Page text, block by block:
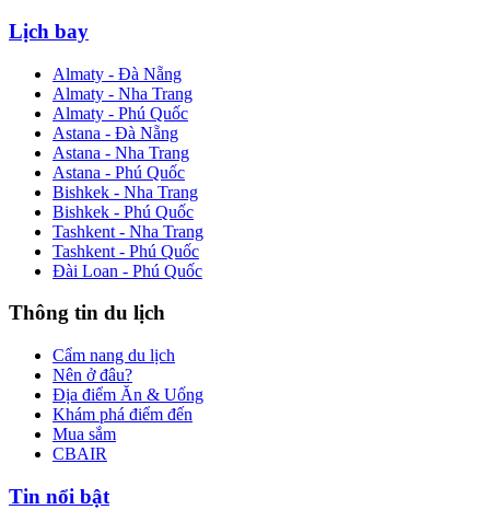
Lịch bay
Almaty - Đà Nẵng
Almaty - Nha Trang
Almaty - Phú Quốc
Astana - Đà Nẵng
Astana - Nha Trang
Astana - Phú Quốc
Bishkek - Nha Trang
Bishkek - Phú Quốc
Tashkent - Nha Trang
Tashkent - Phú Quốc
Đài Loan - Phú Quốc
Thông tin du lịch
Cẩm nang du lịch
Nên ở đâu?
Địa điểm Ăn & Uống
Khám phá điểm đến
Mua sắm
CBAIR
Tin nổi bật